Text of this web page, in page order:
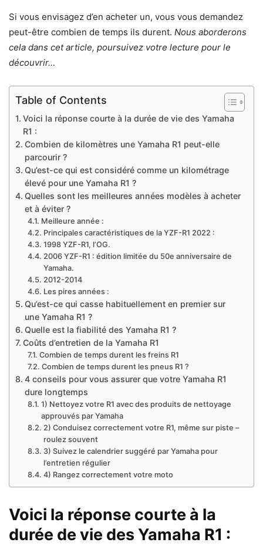
Si vous envisagez d’en acheter un, vous vous demandez
peut-être combien de temps ils durent. Nous aborderons
cela dans cet article, poursuivez votre lecture pour le
découvrir…
Table of Contents
Voici la réponse courte à la durée de vie des Yamaha
R1 :
Combien de kilomètres une Yamaha R1 peut-elle
parcourir ?
Qu’est-ce qui est considéré comme un kilométrage
élevé pour une Yamaha R1 ?
Quelles sont les meilleures années modèles à acheter
et à éviter ?
Meilleure année :
Principales caractéristiques de la YZF-R1 2022 :
1998 YZF-R1, l’OG.
2006 YZF-R1 : édition limitée du 50e anniversaire de
Yamaha.
2012-2014
Les pires années :
Qu’est-ce qui casse habituellement en premier sur
une Yamaha R1 ?
Quelle est la fiabilité des Yamaha R1 ?
Coûts d’entretien de la Yamaha R1
Combien de temps durent les freins R1
Combien de temps durent les pneus R1 ?
4 conseils pour vous assurer que votre Yamaha R1
dure longtemps
1) Nettoyez votre R1 avec des produits de nettoyage
approuvés par Yamaha
2) Conduisez correctement votre R1, même sur piste –
roulez souvent
3) Suivez le calendrier suggéré par Yamaha pour
l’entretien régulier
4) Rangez correctement votre moto
Voici la réponse courte à la
durée de vie des Yamaha R1 :